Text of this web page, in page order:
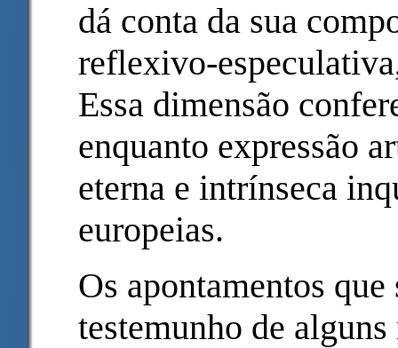
dá conta da sua
reflexivo-
Essa dimensão
enquanto expressão
eterna e intrínseca
europeias.
Os apontamentos que
testemunho de